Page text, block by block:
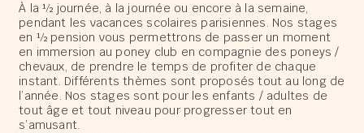
À la ½ journée, à la journée ou encore à la semaine,
pendant les vacances scolaires parisiennes. Nos stages
en ½ pension vous permettrons de passer un moment
en immersion au poney club en compagnie des poneys /
chevaux, de prendre le temps de profiter de chaque
instant. Différents thèmes sont proposés tout au long de
l’année. Nos stages sont pour les enfants / adultes de
tout âge et tout niveau pour progresser tout en
s’amusant.